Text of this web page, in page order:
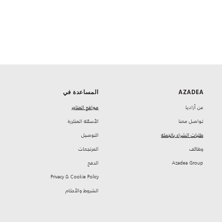
AZADEA
‏عن أزاديا
تواصل معنا
طلبات الشراء بالجملة
‏وظائف
Azadea Group
المساعدة في
مواقع المتاجر
‏الأسئلة المتكررة
‏التوصيل
‏المرتجعات
‏الدفع
Privacy & Cookie Policy
‏الشروط والأحكام